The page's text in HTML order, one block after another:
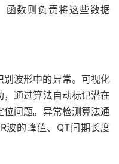
函数则负责将这些数据
别波形中的异常。可视化
通过算法自动标记潜在
位问题。异常检测算法通
波的峰值、QT间期长度